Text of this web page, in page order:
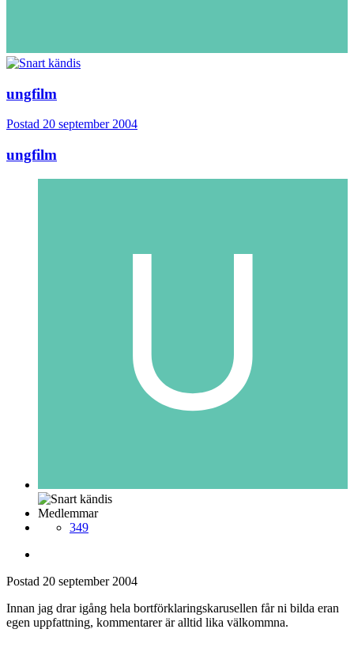
ungfilm
Postad 20 september 2004
ungfilm
Medlemmar
349
Postad 20 september 2004
Innan jag drar igång hela bortförklaringskarusellen får ni bilda eran
egen uppfattning, kommentarer är alltid lika välkommna.